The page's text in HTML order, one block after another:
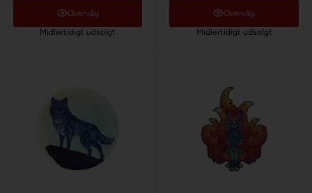
Overvåg
Midlertidigt udsolgt
Overvåg
Midlertidigt udsolgt